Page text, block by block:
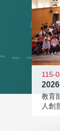
115-
教育
人創